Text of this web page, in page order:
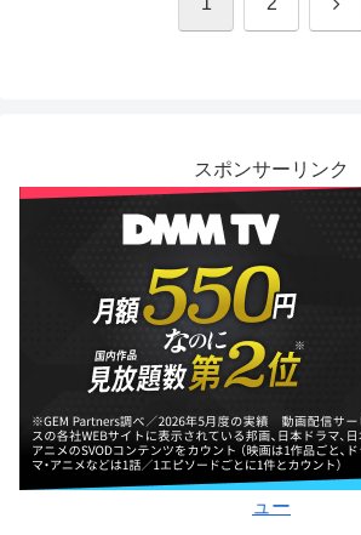
スポンサーリンク
ュー